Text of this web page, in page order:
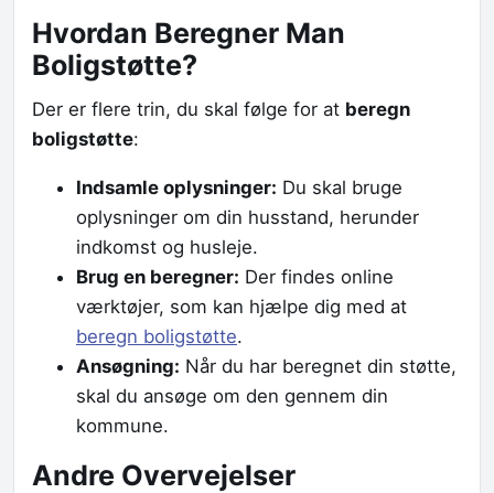
Hvordan Beregner Man
Boligstøtte?
Der er flere trin, du skal følge for at beregn
boligstøtte:
Indsamle oplysninger: Du skal bruge
oplysninger om din husstand, herunder
indkomst og husleje.
Brug en beregner: Der findes online
værktøjer, som kan hjælpe dig med at
beregn boligstøtte.
Ansøgning: Når du har beregnet din støtte,
skal du ansøge om den gennem din
kommune.
Andre Overvejelser